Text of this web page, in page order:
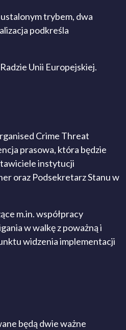
trybem, dwa
podkreśla
Unii Europejskiej.
Crime Threat
prasowa, która będzie
instytucji
oraz Podsekretarz Stanu w
m.in. współpracy
w walkę z poważną i
widzenia implementacji
będą dwie ważne